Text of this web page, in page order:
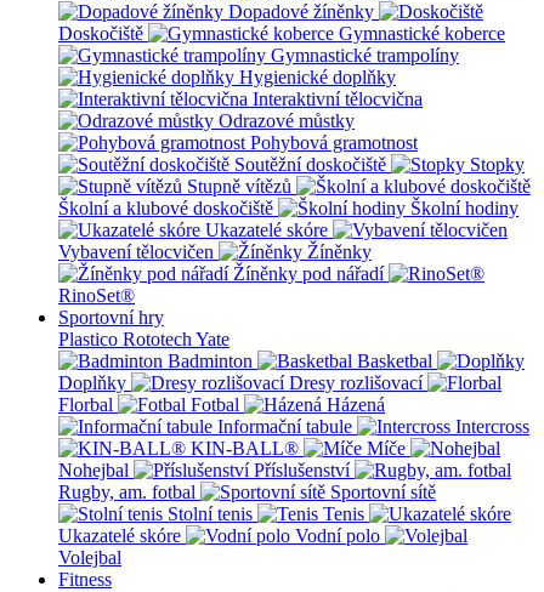
Dopadové žíněnky
Doskočiště
Gymnastické koberce
Gymnastické trampolíny
Hygienické doplňky
Interaktivní tělocvična
Odrazové můstky
Pohybová gramotnost
Soutěžní doskočiště
Stopky
Stupně vítězů
Školní a klubové doskočiště
Školní hodiny
Ukazatelé skóre
Vybavení tělocvičen
Žíněnky
Žíněnky pod nářadí
RinoSet®
Sportovní hry
Plastico Rototech Yate
Badminton
Basketbal
Doplňky
Dresy rozlišovací
Florbal
Fotbal
Házená
Informační tabule
Intercross
KIN-BALL®
Míče
Nohejbal
Příslušenství
Rugby, am. fotbal
Sportovní sítě
Stolní tenis
Tenis
Ukazatelé skóre
Vodní polo
Volejbal
Fitness